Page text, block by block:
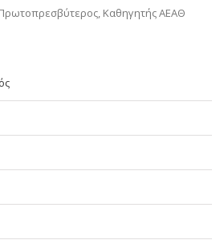
Καθηγητής ΑΕΑΘ